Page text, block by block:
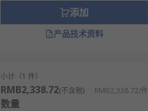
添加
产品技术资料
小计（1 件）
RMB2,338.72(不含税) RMB2,338.72/件
数量